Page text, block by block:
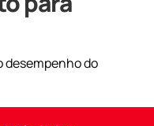
desempenho do